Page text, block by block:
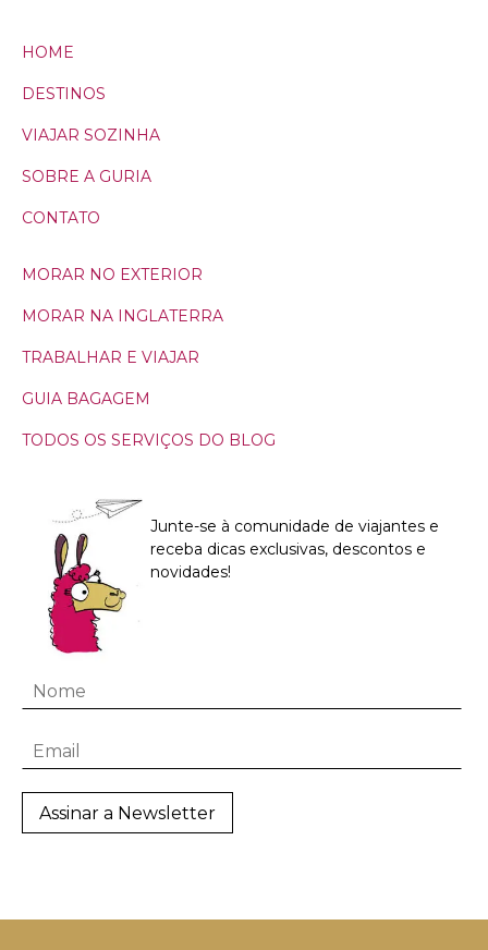
HOME
DESTINOS
VIAJAR SOZINHA
SOBRE A GURIA
CONTATO
MORAR NO EXTERIOR
MORAR NA INGLATERRA
TRABALHAR E VIAJAR
GUIA BAGAGEM
TODOS OS SERVIÇOS DO BLOG
Junte-se à comunidade de viajantes e
receba dicas exclusivas, descontos e
novidades!